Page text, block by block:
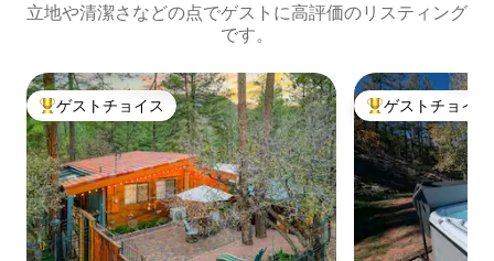
立地や清潔さなどの点でゲストに高評価のリスティング
です。
大好評のゲストチョイスです。
ゲストチョイス 大好評のゲスト
ゲストチョイス